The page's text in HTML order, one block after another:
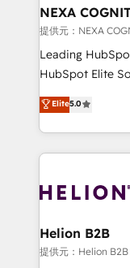
the world. Our human approach to digital
transformation
to grow. And
businesses
record migrating
Platforms such
with attract and
business people
NEXA
提供元：NEXA
Leading HubSpot
HubSpot Elite
ranks in the top
has been one of
2012. We
potential of
bespoke
Choose Nexa Cognition? 🚀
certified team
Elite5.0
Helion B2B
提供元：Helion B2B